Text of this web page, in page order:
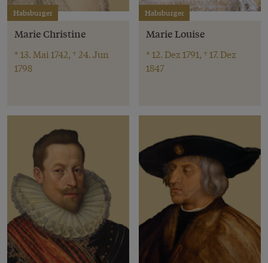
Habsburger
Marie Christine
* 13. Mai 1742, † 24. Jun
1798
Habsburger
Marie Louise
* 12. Dez 1791, † 17. Dez
1847